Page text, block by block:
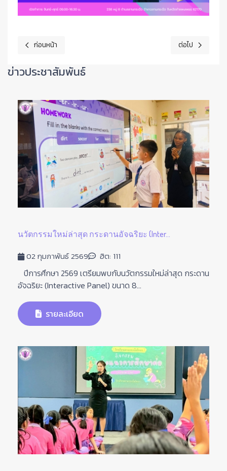
เนื้อหาก่อนหน้า: รับผลสอบของนักเรียน
ก่อนหน้า เนื้อหาถัดไป: ตร
ต่อไป
ข่าวประชาสัมพันธ์
นวัตกรรมใหม่ล่าสุด กระดานอัจฉริยะ (Inter...
02 กุมภาพันธ์ 2569 ฮิต: 111
ปีการศึกษา 2569 เตรียมพบกับนวัตกรรมใหม่ล่าสุด กระดาน
อัจฉริยะ (Interactive Panel) ขนาด 8...
รายละเอียด